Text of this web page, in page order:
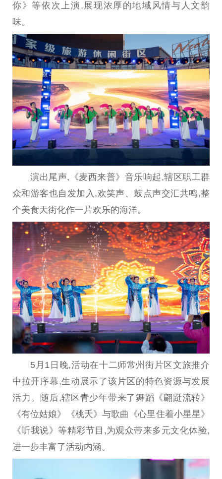
你》等依次上演,展现浓厚的地域风情与人文韵
味。
演出尾声,《麦西来普》音乐响起,辖区职工群
众和游客也自发加入,欢笑声、鼓点声交汇共鸣,整
个美食天街化作一片欢乐的海洋。
5月1日晚,活动在十二师常州街片区文旅推介
中拉开序幕,生动展示了该片区的特色资源与发展
活力。随后,辖区青少年带来了舞蹈《翩跹流转》
《有位姑娘》《桃夭》与歌曲《心里住着小星星》
《听我说》等精彩节目,为观众带来多元文化体验,
进一步丰富了活动内涵。